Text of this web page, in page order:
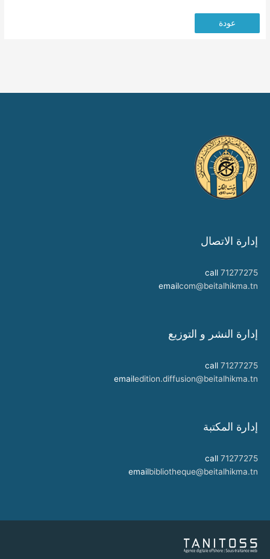
عودة
إدارة الاتصال
call 71277275
emailcom@beitalhikma.tn
إدارة النشر و التوزيع
call 71277275
emailedition.diffusion@beitalhikma.tn
إدارة المكتبة
call 71277275
emailbibliotheque@beitalhikma.tn